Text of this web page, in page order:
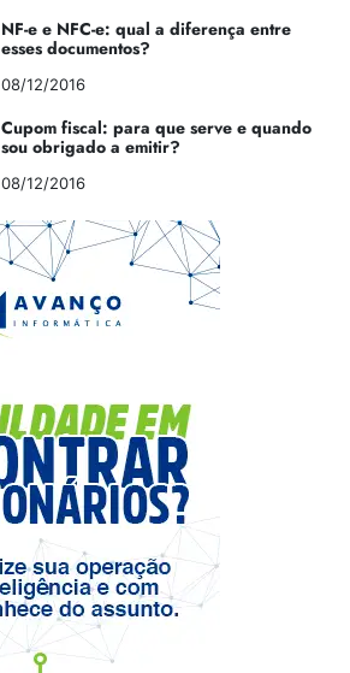
NF-e e NFC-e: qual a diferença entre
esses documentos?
08/12/2016
Cupom fiscal: para que serve e quando
sou obrigado a emitir?
08/12/2016